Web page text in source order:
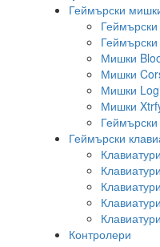
Геймърски
Мишки
Мишки
Мишки
Мишки
Геймърски
Контролери